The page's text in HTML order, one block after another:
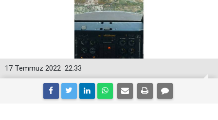
22:33
17 Temmuz 2022